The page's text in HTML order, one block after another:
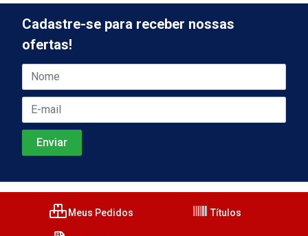
Cadastre-se para receber nossas
ofertas!
Meus Pedidos Títulos